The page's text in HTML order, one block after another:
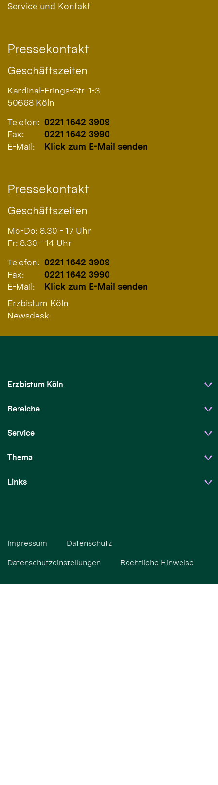
Service und Kontakt
Pressekontakt
Geschäftszeiten
Kardinal-Frings-Str. 1-3
50668 Köln
Telefon: 0221 1642 3909
Fax:
0221 1642 3990
E-Mail:
Klick zum E-Mail senden
Pressekontakt
Geschäftszeiten
Mo-Do: 8.30 - 17 Uhr
Fr: 8.30 - 14 Uhr
Telefon: 0221 1642 3909
Fax:
0221 1642 3990
E-Mail:
Klick zum E-Mail senden
Erzbistum Köln
Newsdesk
Erzbistum Köln
Bereiche
Service
Thema
Links
Impressum Datenschutz
Datenschutzeinstellungen Rechtliche Hinweise